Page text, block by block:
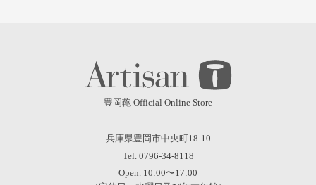
豊岡鞄 Official Online Store
兵庫県豊岡市中央町18-10
Tel. 0796-34-8118
Open. 10:00〜17:00